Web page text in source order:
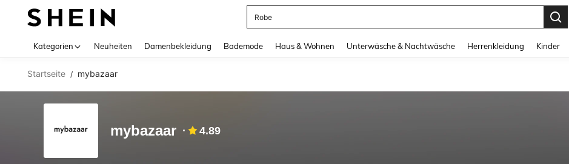
Robe
Kategorien Neuheiten Damenbekleidung Bademode Haus & Wohnen Unterwäsche & Nachtwäsche Herrenkleidung Kinder
Startseite / mybazaar
mybazaar 4.89